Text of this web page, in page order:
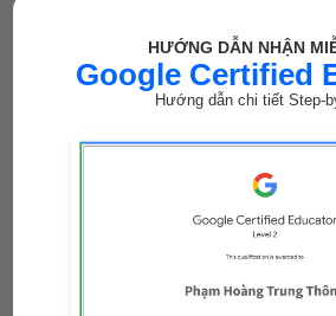
Lựa chọn truyện tiếng Anh cho trẻ em
HƯỚNG DẪN NHẬN
Google Certified
Hướng dẫn chi tiết Step-